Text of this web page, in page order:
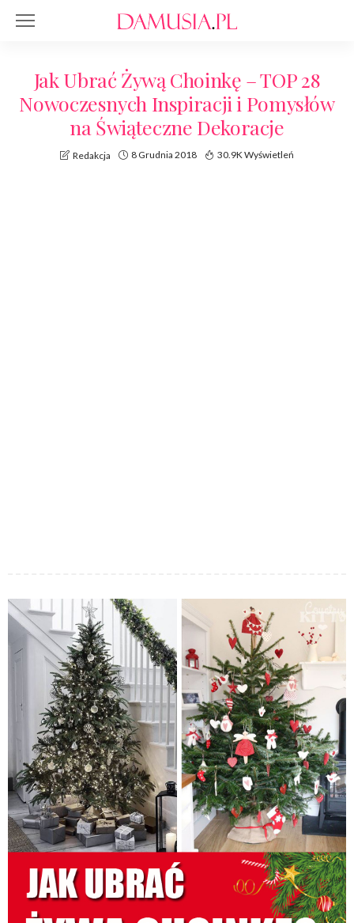
Jak Ubrać Żywą Choinkę – TOP 28
Nowoczesnych Inspiracji i Pomysłów
na Świąteczne Dekoracje
Redakcja 8 Grudnia 2018 30.9K Wyświetleń